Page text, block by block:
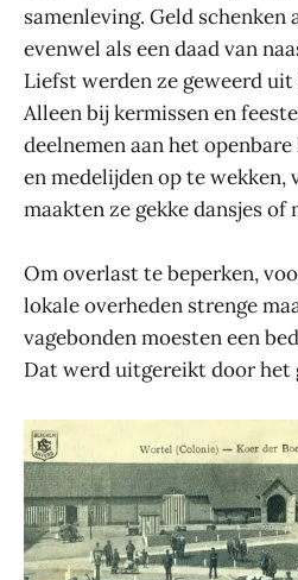
samenleving. Geld schenken
evenwel als een daad van
Liefst werden ze geweerd
Alleen bij kermissen en
deelnemen aan het
en medelijden op te wekken,
maakten ze gekke dansjes of
Om overlast te beperken,
lokale overheden strenge
vagebonden moesten een
Dat werd uitgereikt door het